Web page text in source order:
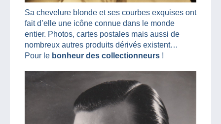
Sa chevelure blonde et ses courbes exquises ont
fait d’elle une icône connue dans le monde
entier. Photos, cartes postales mais aussi de
nombreux autres produits dérivés existent…
Pour le bonheur des collectionneurs !